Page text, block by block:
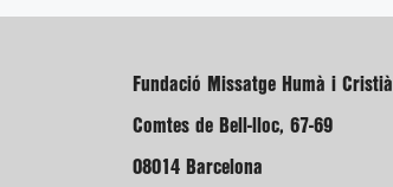
Fundació Missatge Humà i Cristià
Comtes de Bell-lloc, 67-69
08014 Barcelona